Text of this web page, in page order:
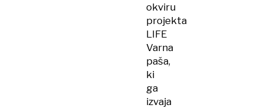
okviru
projekta
LIFE
Varna
paša,
ki
ga
izvaja